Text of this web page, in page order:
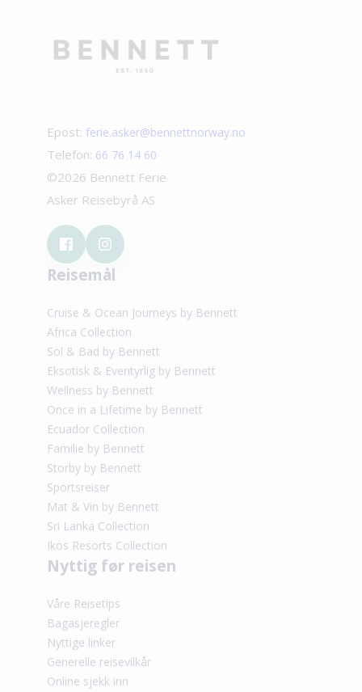
Epost: ferie.asker@bennettnorway.no
Telefon: 66 76 14 60
©2026 Bennett Ferie
Asker Reisebyrå AS
Reisemål
Cruise & Ocean Journeys by Bennett
Africa Collection
Sol & Bad by Bennett
Eksotisk & Eventyrlig by Bennett
Wellness by Bennett
Once in a Lifetime by Bennett
Ecuador Collection
Familie by Bennett
Storby by Bennett
Sportsreiser
Mat & Vin by Bennett
Sri Lanka Collection
Ikos Resorts Collection
Nyttig før reisen
Våre Reisetips
Bagasjeregler
Nyttige linker
Generelle reisevilkår
Online sjekk inn